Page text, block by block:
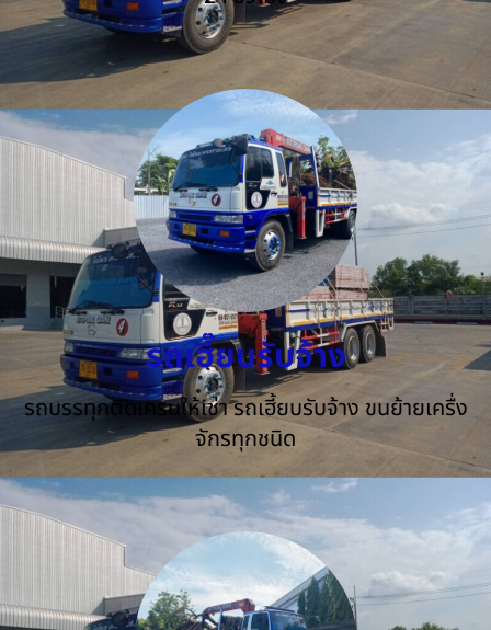
รถเฮี๊ยบรับจ้าง
รถบรรทุกติดเครนให้เช่า รถเฮี้ยบรับจ้าง ขนย้ายเครื่ง
จักรทุกชนิด